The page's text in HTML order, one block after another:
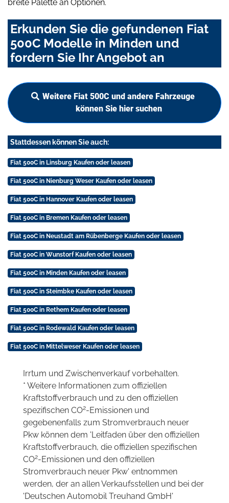
breite Palette an Optionen.
Erkunden Sie die gefundenen Fiat
500C Modelle in Minden und
fordern Sie Ihr Angebot an
Weitere Fiat 500C und andere Fahrzeuge
können Sie hier suchen
Stattdessen können Sie auch:
Fiat 500C in Linsburg Kaufen oder leasen
Fiat 500C in Nienburg Weser Kaufen oder leasen
Fiat 500C in Hannover Kaufen oder leasen
Fiat 500C in Bremen Kaufen oder leasen
Fiat 500C in Neustadt am Rübenberge Kaufen oder leasen
Fiat 500C in Wunstorf Kaufen oder leasen
Fiat 500C in Minden Kaufen oder leasen
Fiat 500C in Steimbke Kaufen oder leasen
Fiat 500C in Rethem Kaufen oder leasen
Fiat 500C in Rodewald Kaufen oder leasen
Fiat 500C in Mittelweser Kaufen oder leasen
Irrtum und Zwischenverkauf vorbehalten.
* Weitere Informationen zum offiziellen
Kraftstoffverbrauch und zu den offiziellen
spezifischen CO2-Emissionen und
gegebenenfalls zum Stromverbrauch neuer
Pkw können dem 'Leitfaden über den offiziellen
Kraftstoffverbrauch, die offiziellen spezifischen
CO2-Emissionen und den offiziellen
Stromverbrauch neuer Pkw' entnommen
werden, der an allen Verkaufsstellen und bei der
'Deutschen Automobil Treuhand GmbH'